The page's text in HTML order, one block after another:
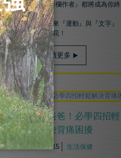
『加入肌內效EX專欄作者』都將成為你終
身難忘的經歷！
而我們也期待在未來『運動』與『文字』
能碰撞出更多的火花！
閱讀更多
在背後支持爸爸！必學四招輕
鬆解決背痛困擾
2019/07/15 生活保健